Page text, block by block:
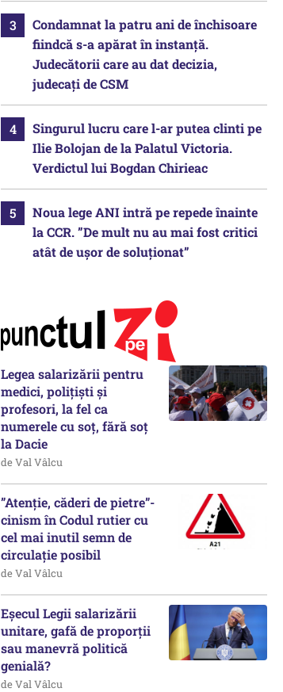
Condamnat la patru ani de închisoare
fiindcă s-a apărat în instanță.
Judecătorii care au dat decizia,
judecați de CSM
Singurul lucru care l-ar putea clinti pe
Ilie Bolojan de la Palatul Victoria.
Verdictul lui Bogdan Chirieac
Noua lege ANI intră pe repede înainte
la CCR. ”De mult nu au mai fost critici
atât de ușor de soluționat”
Legea salarizării pentru
medici, polițiști și
profesori, la fel ca
numerele cu soț, fără soț
la Dacie
de Val Vâlcu
”Atenție, căderi de pietre”-
cinism în Codul rutier cu
cel mai inutil semn de
circulație posibil
de Val Vâlcu
Eșecul Legii salarizării
unitare, gafă de proporții
sau manevră politică
genială?
de Val Vâlcu